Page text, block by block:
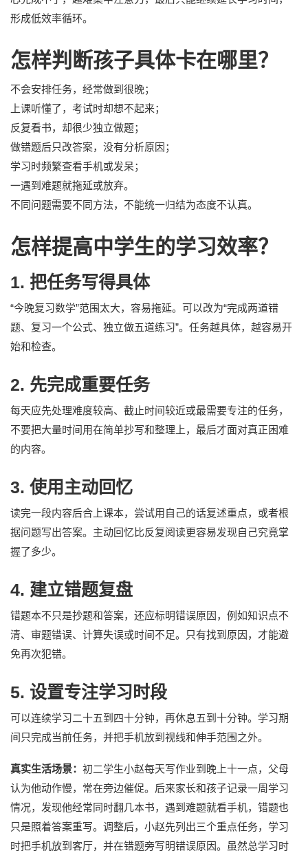
形成低效率循环。
怎样判断孩子具体卡在哪里？
不会安排任务，经常做到很晚；
上课听懂了，考试时却想不起来；
反复看书，却很少独立做题；
做错题后只改答案，没有分析原因；
学习时频繁查看手机或发呆；
一遇到难题就拖延或放弃。
不同问题需要不同方法，不能统一归结为态度不认真。
怎样提高中学生的学习效率？
1. 把任务写得具体
“今晚复习数学”范围太大，容易拖延。可以改为“完成两道错
题、复习一个公式、独立做五道练习”。任务越具体，越容易开
始和检查。
2. 先完成重要任务
每天应先处理难度较高、截止时间较近或最需要专注的任务，
不要把大量时间用在简单抄写和整理上，最后才面对真正困难
的内容。
3. 使用主动回忆
读完一段内容后合上课本，尝试用自己的话复述重点，或者根
据问题写出答案。主动回忆比反复阅读更容易发现自己究竟掌
握了多少。
4. 建立错题复盘
错题本不只是抄题和答案，还应标明错误原因，例如知识点不
清、审题错误、计算失误或时间不足。只有找到原因，才能避
免再次犯错。
5. 设置专注学习时段
可以连续学习二十五到四十分钟，再休息五到十分钟。学习期
间只完成当前任务，并把手机放到视线和伸手范围之外。
真实生活场景： 初二学生小赵每天写作业到晚上十一点，父母
认为他动作慢，常在旁边催促。后来家长和孩子记录一周学习
情况，发现他经常同时翻几本书，遇到难题就看手机，错题也
只是照着答案重写。调整后，小赵先列出三个重点任务，学习
时把手机放到客厅，并在错题旁写明错误原因。虽然总学习时